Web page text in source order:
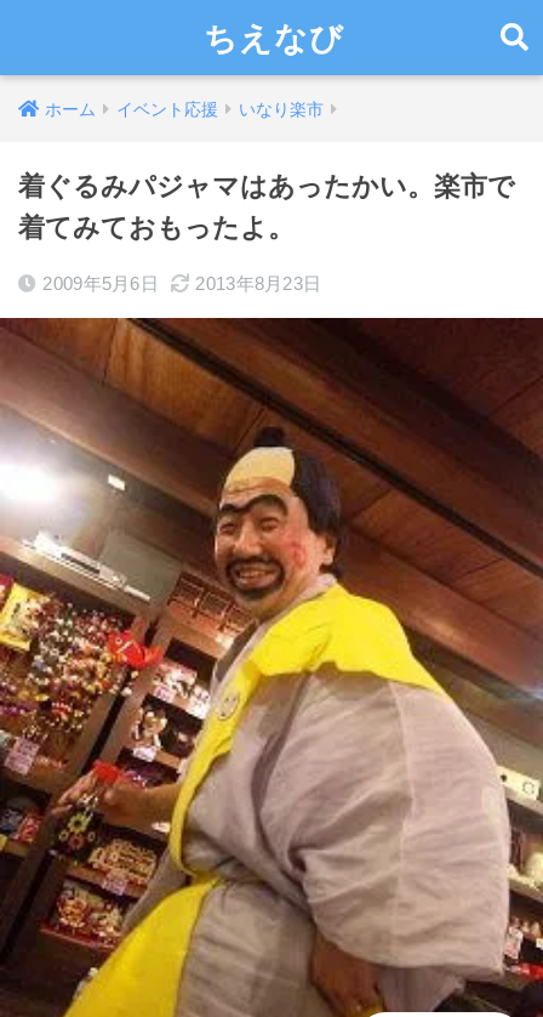
ちえなび
ホーム イベント応援 いなり楽市
着ぐるみパジャマはあったかい。楽市で
着てみておもったよ。
2009年5月6日 2013年8月23日